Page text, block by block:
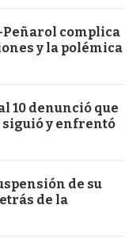
Peñarol complica
y la polémica
10 denunció que
siguió y enfrentó
de su
de la